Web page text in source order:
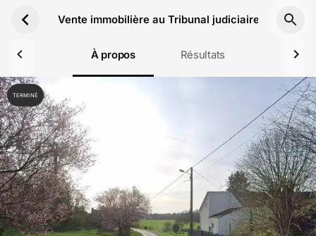
Vente immobilière au Tribunal judiciaire de Laon
À propos Résultats
TERMINÉ